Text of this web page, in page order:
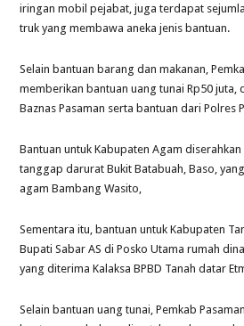
iringan mobil pejabat, juga terdapat
truk yang membawa aneka jenis bantuan.
Selain bantuan barang dan makanan,
memberikan bantuan uang tunai Rp50 juta,
Baznas Pasaman serta bantuan dari Polres
Bantuan untuk Kabupaten Agam
tanggap darurat Bukit Batabuah, Baso,
agam Bambang Wasito,
Sementara itu, bantuan untuk Kabupaten
Bupati Sabar AS di Posko Utama rumah
yang diterima Kalaksa BPBD Tanah datar
Selain bantuan uang tunai, Pemkab